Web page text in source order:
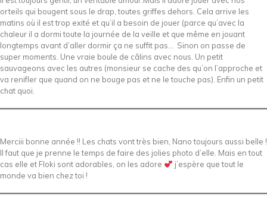
orteils qui bougent sous le drap, toutes griffes dehors. Cela arrive les
matins où il est trop exité et qu’il a besoin de jouer (parce qu’avec la
chaleur il a dormi toute la journée de la veille et que même en jouant
longtemps avant d’aller dormir ça ne suffit pas… Sinon on passe de
super moments. Une vraie boule de câlins avec nous. Un petit
sauvageons avec les autres (monsieur se cache des qu’on l’approche et
va renifler que quand on ne bouge pas et ne le touche pas). Enfin un petit
chat quoi.
Merciii bonne année !! Les chats vont très bien, Nano toujours aussi belle !
Il faut que je prenne le temps de faire des jolies photo d’elle. Mais en tout
cas elle et Floki sont adorables, on les adore
j’espère que tout le
monde va bien chez toi !